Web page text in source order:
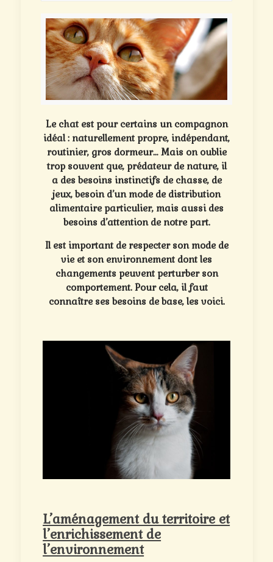
Le chat est pour certains un compagnon
idéal : naturellement propre, indépendant,
routinier, gros dormeur… Mais on oublie
trop souvent que, prédateur de nature, il
a des besoins instinctifs de chasse, de
jeux, besoin d’un mode de distribution
alimentaire particulier, mais aussi des
besoins d’attention de notre part.
Il est important de respecter son mode de
vie et son environnement dont les
changements peuvent perturber son
comportement. Pour cela, il faut
connaître ses besoins de base, les voici.
L’aménagement du territoire et
l’enrichissement de
l’environnement